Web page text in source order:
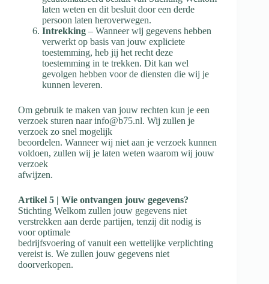
laten weten en dit besluit door een derde
persoon laten heroverwegen.
Intrekking – Wanneer wij gegevens hebben
verwerkt op basis van jouw expliciete
toestemming, heb jij het recht deze
toestemming in te trekken. Dit kan wel
gevolgen hebben voor de diensten die wij je
kunnen leveren.
Om gebruik te maken van jouw rechten kun je een
verzoek sturen naar info@b75.nl. Wij zullen je
verzoek zo snel mogelijk
beoordelen. Wanneer wij niet aan je verzoek kunnen
voldoen, zullen wij je laten weten waarom wij jouw
verzoek
afwijzen.
Artikel 5 | Wie ontvangen jouw gegevens?
Stichting Welkom zullen jouw gegevens niet
verstrekken aan derde partijen, tenzij dit nodig is
voor optimale
bedrijfsvoering of vanuit een wettelijke verplichting
vereist is. We zullen jouw gegevens niet
doorverkopen.